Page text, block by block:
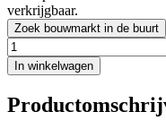
verkrijgbaar.
Zoek bouwmarkt in de buurt
In winkelwagen